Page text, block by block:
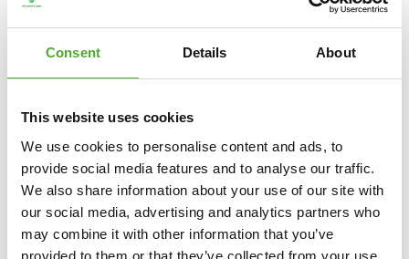
Consent Details About
This website uses cookies
We use cookies to personalise content and ads, to
provide social media features and to analyse our traffic.
We also share information about your use of our site with
our social media, advertising and analytics partners who
may combine it with other information that you’ve
provided to them or that they’ve collected from your use
TUNTURIFITNESSBAL - ANTI BURST -
INCLUSIEF POMP - ROOD
€13,99